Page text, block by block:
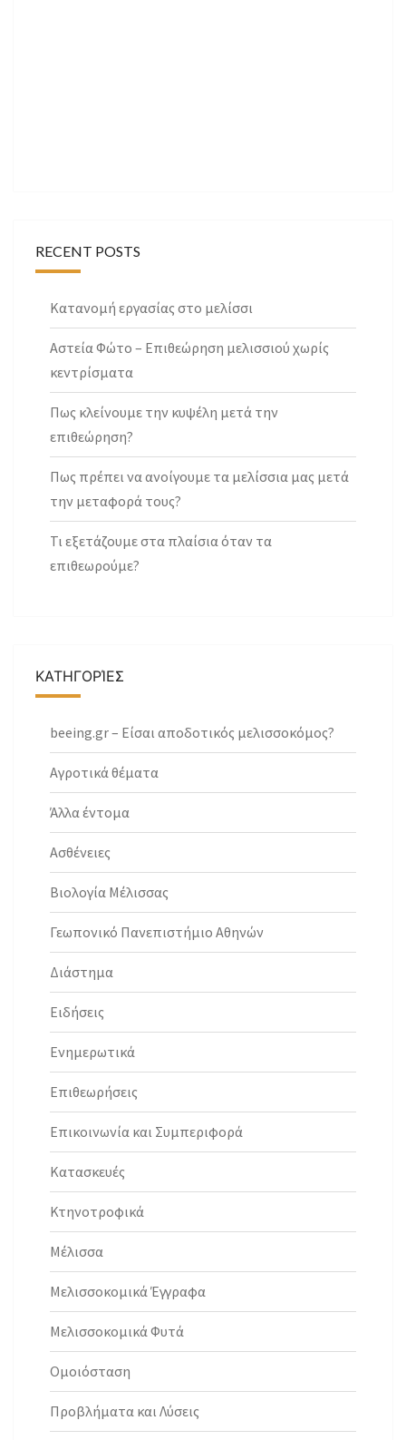
RECENT POSTS
Κατανομή εργασίας στο μελίσσι
Αστεία Φώτο – Επιθεώρηση μελισσιού χωρίς
κεντρίσματα
Πως κλείνουμε την κυψέλη μετά την
επιθεώρηση?
Πως πρέπει να ανοίγουμε τα μελίσσια μας μετά
την μεταφορά τους?
Τι εξετάζουμε στα πλαίσια όταν τα
επιθεωρούμε?
ΚΑΤΗΓΟΡΊΕΣ
beeing.gr – Είσαι αποδοτικός μελισσοκόμος?
Αγροτικά θέματα
Άλλα έντομα
Ασθένειες
Βιολογία Μέλισσας
Γεωπονικό Πανεπιστήμιο Αθηνών
Διάστημα
Ειδήσεις
Ενημερωτικά
Επιθεωρήσεις
Επικοινωνία και Συμπεριφορά
Κατασκευές
Κτηνοτροφικά
Μέλισσα
Μελισσοκομικά Έγγραφα
Μελισσοκομικά Φυτά
Ομοιόσταση
Προβλήματα και Λύσεις